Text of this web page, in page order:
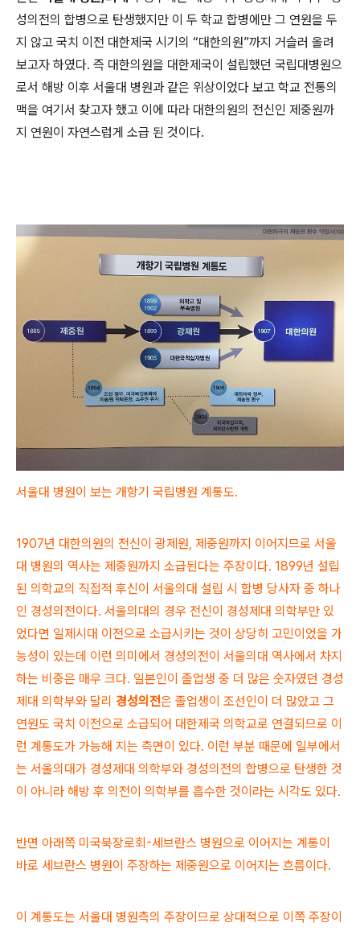
성의전의 합병으로 탄생했지만 이 두 학교 합병에만 그 연원을 두
지 않고 국치 이전 대한제국 시기의 “대한의원”까지 거슬러 올려
보고자 하였다. 즉 대한의원을 대한제국이 설립했던 국립대병원으
로서 해방 이후 서울대 병원과 같은 위상이었다 보고 학교 전통의
맥을 여기서 찾고자 했고 이에 따라 대한의원의 전신인 제중원까
지 연원이 자연스럽게 소급 된 것이다.
서울대 병원이 보는 개항기 국립병원 계통도.
1907년 대한의원의 전신이 광제원, 제중원까지 이어지므로 서울
대 병원의 역사는 제중원까지 소급된다는 주장이다. 1899년 설립
된 의학교의 직접적 후신이 서울의대 설립 시 합병 당사자 중 하나
인 경성의전이다. 서울의대의 경우 전신이 경성제대 의학부만 있
었다면 일제시대 이전으로 소급시키는 것이 상당히 고민이었을 가
능성이 있는데 이런 의미에서 경성의전이 서울의대 역사에서 차지
하는 비중은 매우 크다. 일본인이 졸업생 중 더 많은 숫자였던 경성
제대 의학부와 달리 경성의전은 졸업생이 조선인이 더 많았고 그
연원도 국치 이전으로 소급되어 대한제국 의학교로 연결되므로 이
런 계통도가 가능해 지는 측면이 있다. 이런 부분 때문에 일부에서
는 서울의대가 경성제대 의학부와 경성의전의 합병으로 탄생한 것
이 아니라 해방 후 의전이 의학부를 흡수한 것이라는 시각도 있다.
반면 아래쪽 미국북장로회-세브란스 병원으로 이어지는 계통이
바로 세브란스 병원이 주장하는 제중원으로 이어지는 흐름이다.
이 계통도는 서울대 병원측의 주장이므로 상대적으로 이쪽 주장이